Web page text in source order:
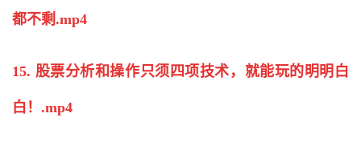
都不剩.mp4
15. 股票分析和操作只须四项技术，就能玩的明明白
白！.mp4